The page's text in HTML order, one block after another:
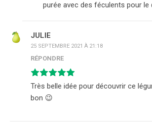
purée avec des féculents pour le
JULIE
25 SEPTEMBRE 2021 À 21:18
RÉPONDRE
Très belle idée pour découvrir ce
bon 😉